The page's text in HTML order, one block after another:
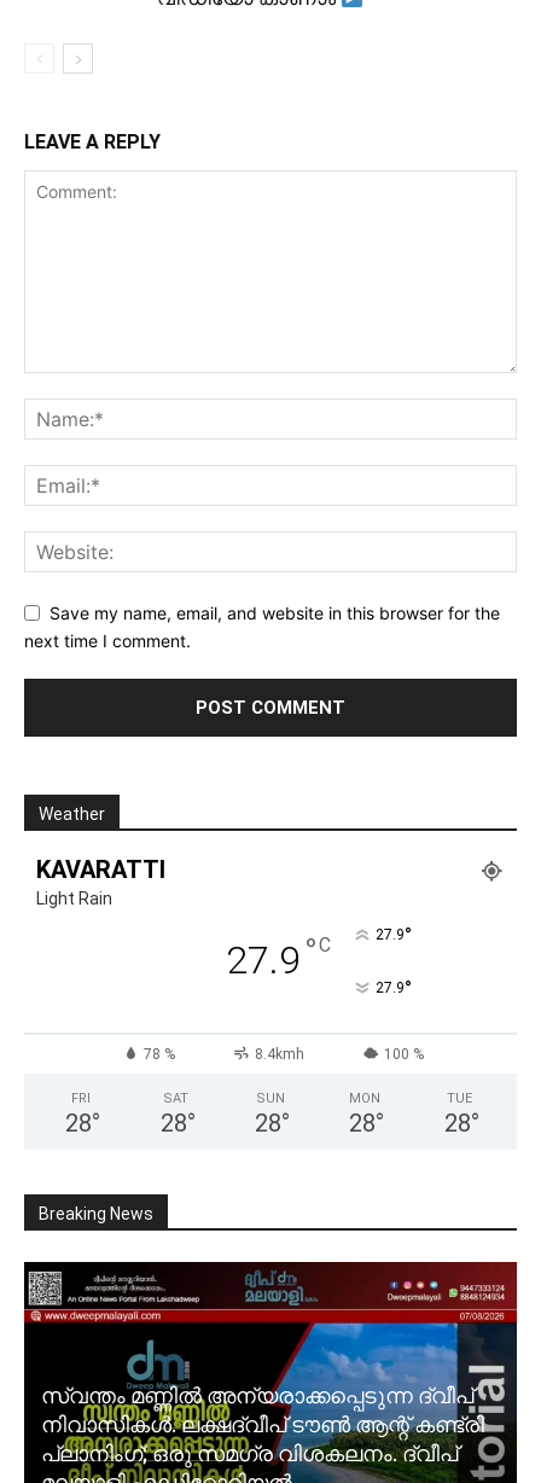
LEAVE A REPLY
Save my name, email, and website in this browser for the
next time I comment.
Weather
KAVARATTI
Light Rain
27.9 °C 27.9°
27.9°
78 % 8.4kmh 100 %
FRI
28°
SAT
28°
SUN
28°
MON
28°
TUE
28°
Breaking News
സ്വന്തം മണ്ണിൽ അന്യരാക്കപ്പെടുന്ന ദ്വീപ്
നിവാസികൾ. ലക്ഷദ്വീപ് ടൗൺ ആന്റ് കണ്ട്രി
പ്ലാനിംഗ്; ഒരു സമഗ്ര വിശകലനം. ദ്വീപ്